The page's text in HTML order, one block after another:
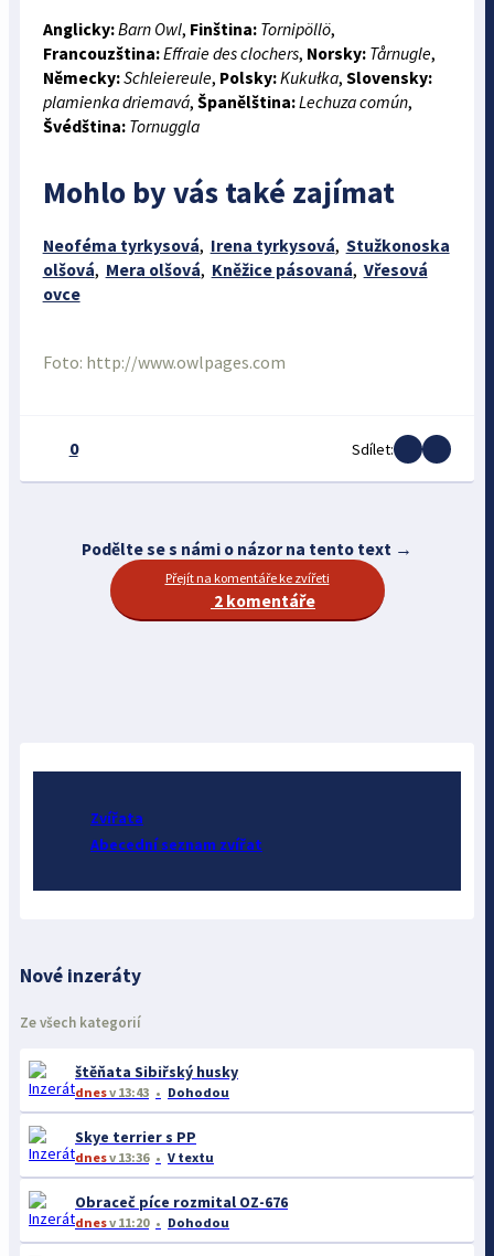
Anglicky:Barn Owl, Finština: Tornipöllö,
Francouzština:Effraie des clochers, Norsky: Tårnugle,
Německy:Schleiereule, Polsky:Kukułka, Slovensky:
plamienka driemavá, Španělština:Lechuza común,
Švédština: Tornuggla
Mohlo by vás také zajímat
Neoféma tyrkysová, Irena tyrkysová, Stužkonoska
olšová, Mera olšová, Kněžice pásovaná, Vřesová
ovce
Foto: http://www.owlpages.com
0 Sdílet:
Podělte se s námi o názor na tento text →
Přejít na komentáře ke zvířeti
2 komentáře
Zvířata
Abecední seznam zvířat
Nové inzeráty
Ze všech kategorií
štěňata Sibiřský husky
dnesv 13:43 Dohodou
Skye terrier s PP
dnesv 13:36 V textu
Obraceč píce rozmital OZ-676
dnesv 11:20 Dohodou